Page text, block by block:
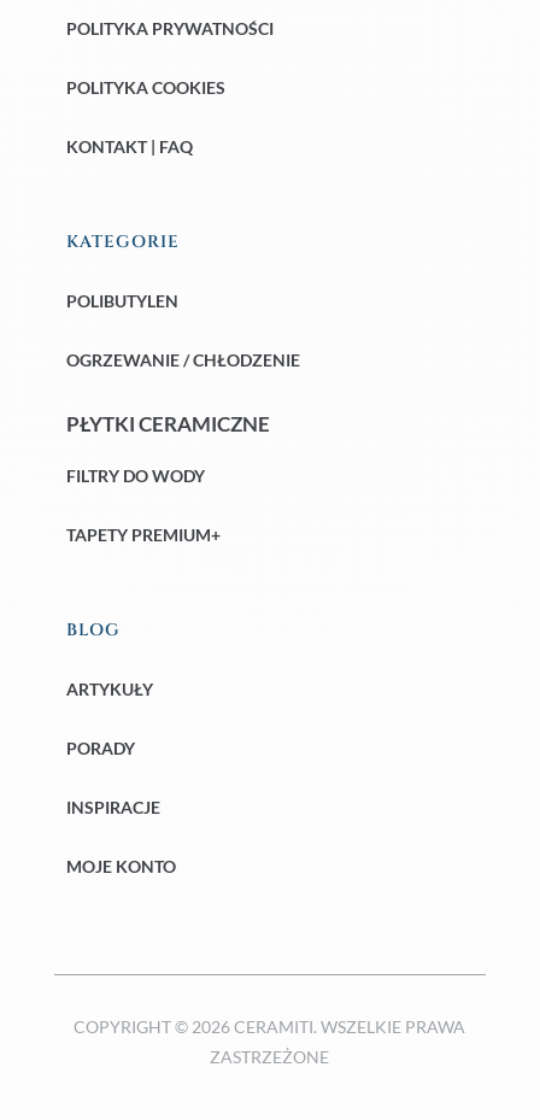
POLITYKA PRYWATNOŚCI
POLITYKA COOKIES
KONTAKT | FAQ
KATEGORIE
POLIBUTYLEN
OGRZEWANIE / CHŁODZENIE
PŁYTKI CERAMICZNE
FILTRY DO WODY
TAPETY PREMIUM+
BLOG
ARTYKUŁY
PORADY
INSPIRACJE
MOJE KONTO
COPYRIGHT © 2026 CERAMITI. WSZELKIE PRAWA
ZASTRZEŻONE